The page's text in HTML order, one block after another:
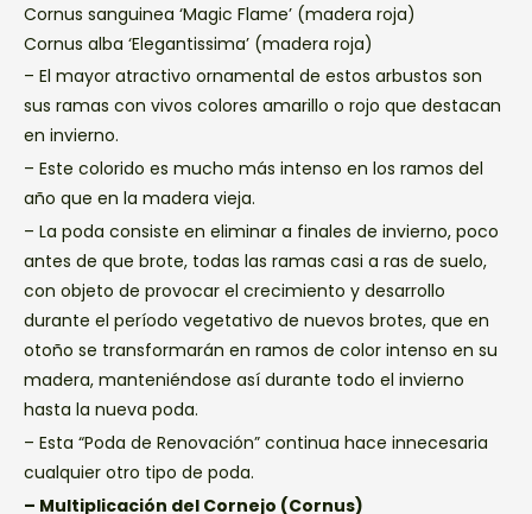
Cornus sanguinea ‘Magic Flame’ (madera roja)
Cornus alba ‘Elegantissima’ (madera roja)
– El mayor atractivo ornamental de estos arbustos son
sus ramas con vivos colores amarillo o rojo que destacan
en invierno.
– Este colorido es mucho más intenso en los ramos del
año que en la madera vieja.
– La poda consiste en eliminar a finales de invierno, poco
antes de que brote, todas las ramas casi a ras de suelo,
con objeto de provocar el crecimiento y desarrollo
durante el período vegetativo de nuevos brotes, que en
otoño se transformarán en ramos de color intenso en su
madera, manteniéndose así durante todo el invierno
hasta la nueva poda.
– Esta “Poda de Renovación” continua hace innecesaria
cualquier otro tipo de poda.
– Multiplicación del Cornejo (Cornus)